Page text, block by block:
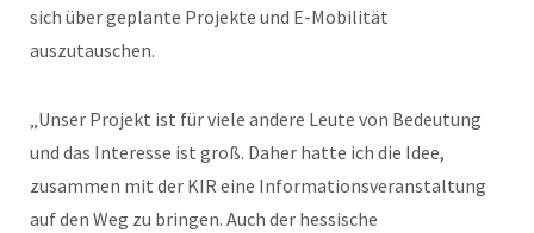
sich über geplante Projekte und E-Mobilität
auszutauschen.
„Unser Projekt ist für viele andere Leute von Bedeutung
und das Interesse ist groß. Daher hatte ich die Idee,
zusammen mit der KIR eine Informationsveranstaltung
auf den Weg zu bringen. Auch der hessische